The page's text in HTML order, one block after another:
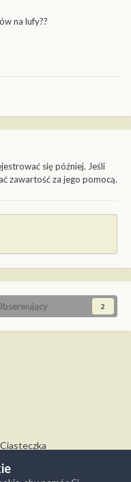
na lufy??
się później. Jeśli
zawartość za jego pomocą.
2
Ciasteczka